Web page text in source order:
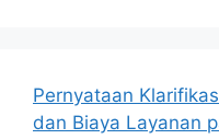
Pernyataan
dan Biaya Layanan